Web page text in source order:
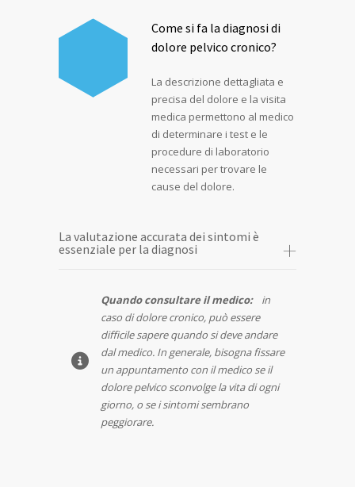
Come si fa la diagnosi di
dolore pelvico cronico?
La descrizione dettagliata e
precisa del dolore e la visita
medica permettono al medico
di determinare i test e le
procedure di laboratorio
necessari per trovare le
cause del dolore.
La valutazione accurata dei sintomi è
essenziale per la diagnosi
Quando consultare il medico:
in
caso di dolore cronico, può essere
difficile sapere quando si deve andare
dal medico. In generale, bisogna fissare
un appuntamento con il medico se il
dolore pelvico sconvolge la vita di ogni
giorno, o se i sintomi sembrano
peggiorare.